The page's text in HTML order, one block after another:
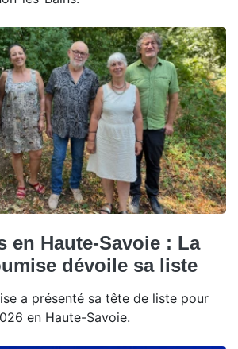
en Haute-Savoie : La
dévoile sa liste
a présenté sa tête de liste pour
en Haute-Savoie.